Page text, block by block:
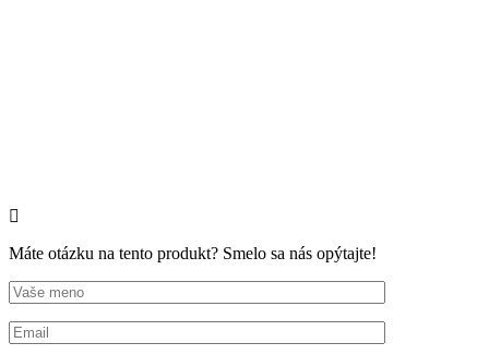
Máte otázku na tento produkt? Smelo sa nás opýtajte!